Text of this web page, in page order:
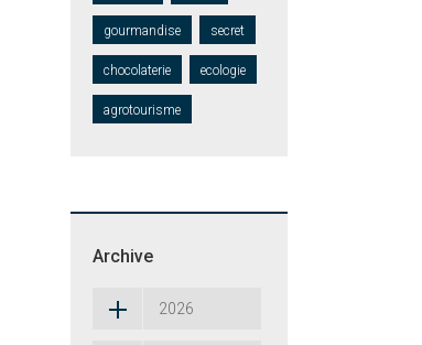
gourmandise secret
chocolaterie ecologie
agrotourisme
Archive
2026